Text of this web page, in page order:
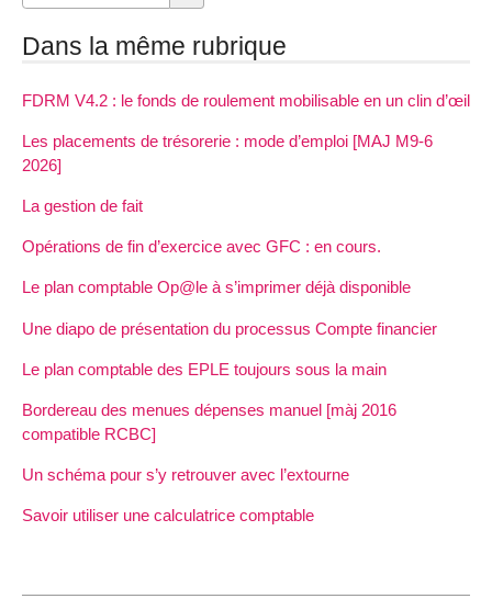
Dans la même rubrique
FDRM V4.2 : le fonds de roulement mobilisable en un clin d’œil
Les placements de trésorerie : mode d’emploi [MAJ M9-6
2026]
La gestion de fait
Opérations de fin d’exercice avec GFC : en cours.
Le plan comptable Op@le à s’imprimer déjà disponible
Une diapo de présentation du processus Compte financier
Le plan comptable des EPLE toujours sous la main
Bordereau des menues dépenses manuel [màj 2016
compatible RCBC]
Un schéma pour s’y retrouver avec l’extourne
Savoir utiliser une calculatrice comptable